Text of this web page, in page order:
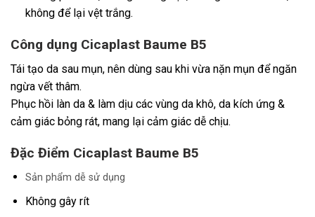
không để lại vệt trắng.
Công dụng Cicaplast Baume B5
Tái tạo da sau mụn, nên dùng sau khi vừa nặn mụn để ngăn
ngừa vết thâm.
Phục hồi làn da & làm dịu các vùng da khô, da kích ứng &
cảm giác bỏng rát, mang lại cảm giác dễ chịu.
Đặc Điểm Cicaplast Baume B5
Sản phẩm dễ sử dụng
Không gây rít